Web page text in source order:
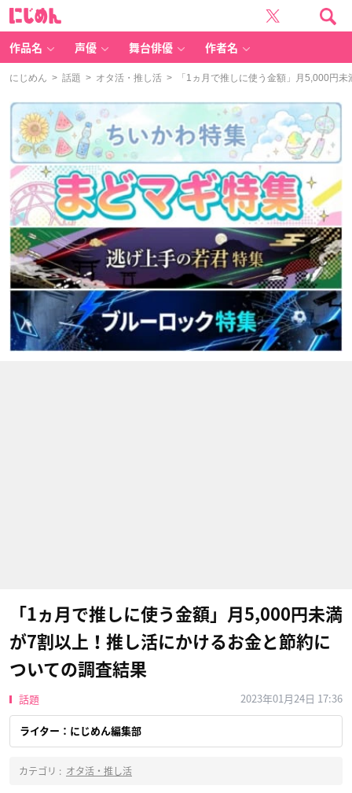
作品名 声優 舞台俳優 作者名
にじめん > 話題 > オタ活・推し活 > 「1ヵ月で推しに使う金額」月5,000円
「1ヵ月で推しに使う金額」月5,000円未満
が7割以上！推し活にかけるお金と節約に
ついての調査結果
話題 2023年01月24日 17:36
ライター：にじめん編集部
カテゴリ : オタ活・推し活